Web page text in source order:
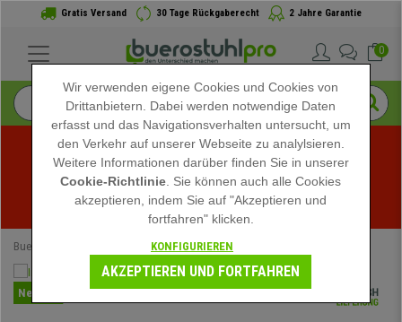
Gratis Versand 30 Tage Rückgaberecht 2 Jahre Garantie
0
Sommerschlussverkauf bei buerostuhlpro! Exklusive
Rabatte für kurze Zeit - Aktion ansehen -
Buerostuhlpro Besucherstühle
Neuheit
Wir verwenden eigene Cookies und Cookies von
Drittanbietern. Dabei werden notwendige Daten
erfasst und das Navigationsverhalten untersucht, um
den Verkehr auf unserer Webseite zu analylsieren.
Weitere Informationen darüber finden Sie in unserer
Cookie-Richtlinie . Sie können auch alle Cookies
akzeptieren, indem Sie auf "Akzeptieren und
fortfahren" klicken.
KONFIGURIEREN
AKZEPTIEREN UND FORTFAHREN